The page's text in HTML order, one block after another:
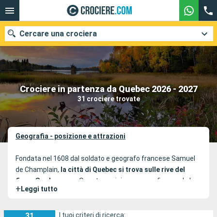
Crociere in partenza da Quebec 2026 - 2027
31 crociere trovate
Cercare una crociera
Le nostre destinazioni
Mesi di partenza
Ricerca
Geografia - posizione e attrazioni
Fondata nel 1608 dal soldato e geografo francese Samuel
de Champlain, la città di Quebec si trova sulle rive del
fiume San Lorenzo
. Questa posizione geografica rende la
città uno degli scali da non perdere durante le crociere
San Lorenzo, scopri in modo originale i pittoreschi edifici del
+ Leggi tutto
I tuoi criteri di ricerca: